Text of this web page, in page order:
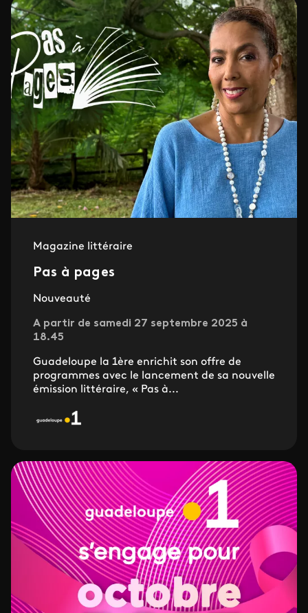
Magazine littéraire
Pas à pages
Nouveauté
A partir de samedi 27 septembre 2025 à
18.45
Guadeloupe la 1ère enrichit son offre de
programmes avec le lancement de sa nouvelle
émission littéraire, « Pas à...